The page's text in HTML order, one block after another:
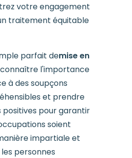
votre engagement
traitement équitable
parfait demise en
l'importance
à des soupçons
et prendre
positives pour garantir
soient
impartiale et
personnes